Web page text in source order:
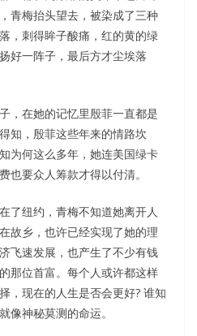
青梅抬头望去，被染成了三种
，刺得眸子酸痛，红的黄的绿
好一阵子，最后方才尘埃落
，在她的记忆里殷菲一直都是
知，殷菲这些年来的情路坎
为何这么多年，她连美国绿卡
也要众人筹款才得以付清。
了纽约，青梅不知道她离开人
故乡，也许已经实现了她的理
飞速发展，也产生了不少有钱
那位首富。每个人或许都这样
，现在的人生是否会更好? 谁知
像神秘莫测的命运。